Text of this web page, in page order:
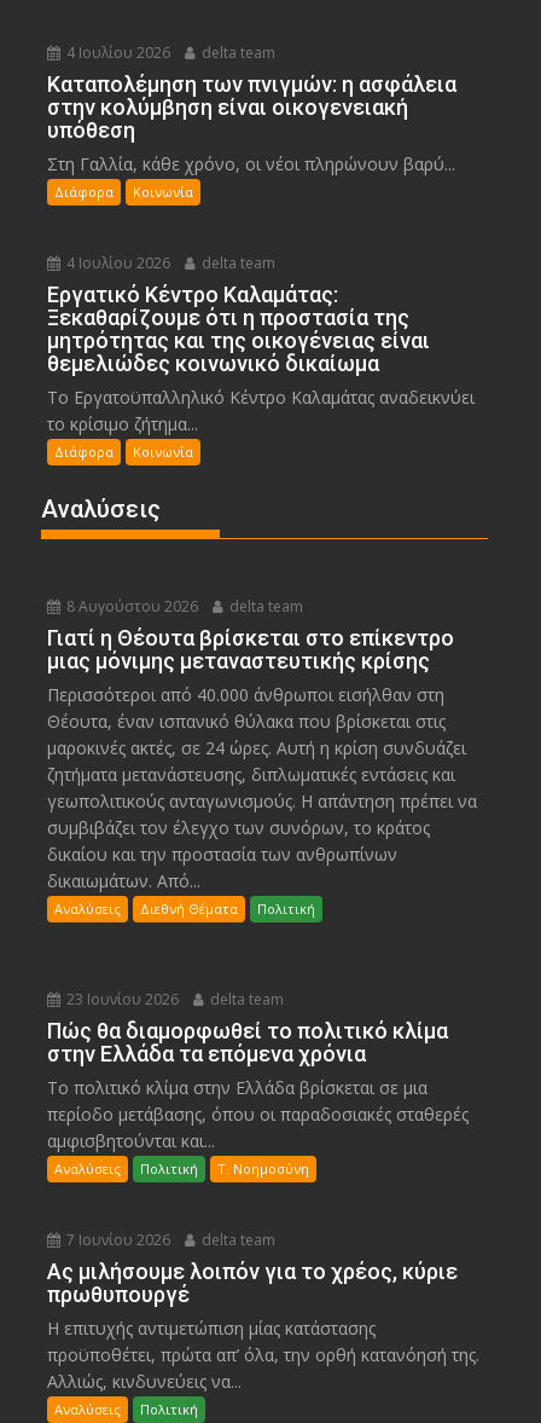
4 Ιουλίου 2026 delta team
Καταπολέμηση των πνιγμών: η ασφάλεια
στην κολύμβηση είναι οικογενειακή
υπόθεση
Στη Γαλλία, κάθε χρόνο, οι νέοι πληρώνουν βαρύ...
Διάφορα Κοινωνία
4 Ιουλίου 2026 delta team
Εργατικό Κέντρο Καλαμάτας:
Ξεκαθαρίζουμε ότι η προστασία της
μητρότητας και της οικογένειας είναι
θεμελιώδες κοινωνικό δικαίωμα
Το Εργατοϋπαλληλικό Κέντρο Καλαμάτας αναδεικνύει
το κρίσιμο ζήτημα...
Διάφορα Κοινωνία
Αναλύσεις
8 Αυγούστου 2026 delta team
Γιατί η Θέουτα βρίσκεται στο επίκεντρο
μιας μόνιμης μεταναστευτικής κρίσης
Περισσότεροι από 40.000 άνθρωποι εισήλθαν στη
Θέουτα, έναν ισπανικό θύλακα που βρίσκεται στις
μαροκινές ακτές, σε 24 ώρες. Αυτή η κρίση συνδυάζει
ζητήματα μετανάστευσης, διπλωματικές εντάσεις και
γεωπολιτικούς ανταγωνισμούς. Η απάντηση πρέπει να
συμβιβάζει τον έλεγχο των συνόρων, το κράτος
δικαίου και την προστασία των ανθρωπίνων
δικαιωμάτων. Από...
Αναλύσεις Διεθνή Θέματα Πολιτική
23 Ιουνίου 2026 delta team
Πώς θα διαμορφωθεί το πολιτικό κλίμα
στην Ελλάδα τα επόμενα χρόνια
Το πολιτικό κλίμα στην Ελλάδα βρίσκεται σε μια
περίοδο μετάβασης, όπου οι παραδοσιακές σταθερές
αμφισβητούνται και...
Αναλύσεις Πολιτική Τ. Νοημοσύνη
7 Ιουνίου 2026 delta team
Ας μιλήσουμε λοιπόν για το χρέος, κύριε
πρωθυπουργέ
Η επιτυχής αντιμετώπιση μίας κατάστασης
προϋποθέτει, πρώτα απ’ όλα, την ορθή κατανόησή της.
Αλλιώς, κινδυνεύεις να...
Αναλύσεις Πολιτική